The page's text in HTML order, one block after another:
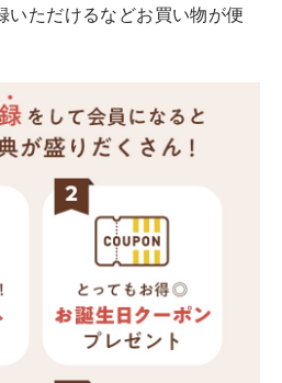
いただけるなどお買い物が便